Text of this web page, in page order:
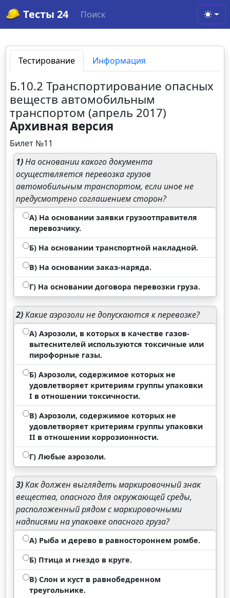
Тесты 24 Поиск
Тестирование Информация
Б.10.2 Транспортирование опасных
веществ автомобильным
транспортом (апрель 2017)
Архивная версия
Билет №11
1)На основании какого документа
осуществляется перевозка грузов
автомобильным транспортом, если иное не
предусмотрено соглашением сторон?
А) На основании заявки грузоотправителя
перевозчику.
Б) На основании транспортной накладной.
В) На основании заказ-наряда.
Г) На основании договора перевозки груза.
2)Какие аэрозоли не допускаются к перевозке?
А) Аэрозоли, в которых в качестве газов-
вытеснителей используются токсичные или
пирофорные газы.
Б) Аэрозоли, содержимое которых не
удовлетворяет критериям группы упаковки
I в отношении токсичности.
В) Аэрозоли, содержимое которых не
удовлетворяет критериям группы упаковки
II в отношении коррозионности.
Г) Любые аэрозоли.
3)Как должен выглядеть маркировочный знак
вещества, опасного для окружающей среды,
расположенный рядом с маркировочными
надписями на упаковке опасного груза?
А) Рыба и дерево в равностороннем ромбе.
Б) Птица и гнездо в круге.
В) Слон и куст в равнобедренном
треугольнике.